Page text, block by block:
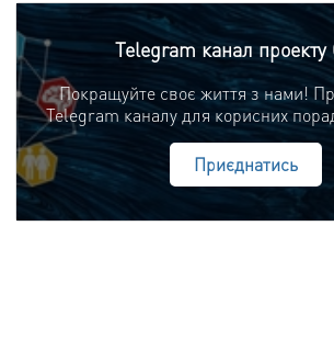
Telegram канал
Покращуйте своє життя з нами!
Telegram каналу для корисних
Приєднатись